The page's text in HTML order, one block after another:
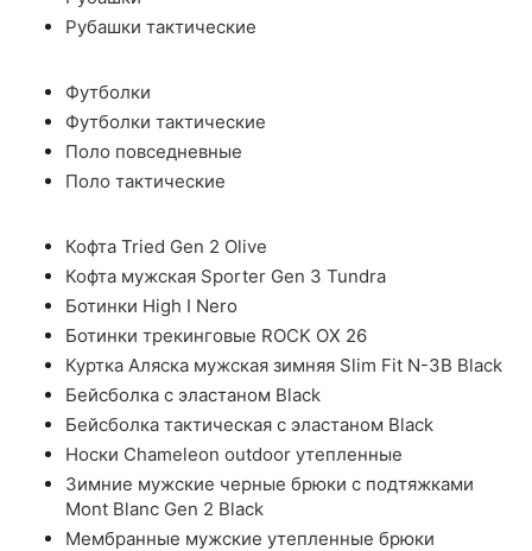
Рубашки тактические
Футболки
Футболки тактические
Поло повседневные
Поло тактические
Кофта Tried Gen 2 Olive
Кофта мужская Sporter Gen 3 Tundra
Ботинки High I Nero
Ботинки трекинговые ROCK OX 26
Куртка Аляска мужская зимняя Slim Fit N-3B Black
Бейсболка с эластаном Black
Бейсболка тактическая с эластаном Black
Носки Chameleon outdoor утепленные
Зимние мужские черные брюки с подтяжками
Mont Blanc Gen 2 Black
Мембранные мужские утепленные брюки